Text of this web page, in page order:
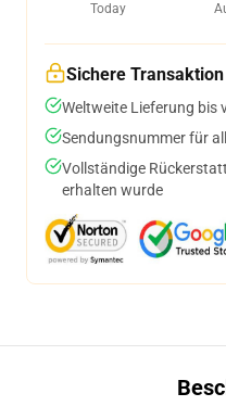
Today
Sichere Transaktion
Weltweite Lieferung bis
Sendungsnummer für
Vollständige
erhalten wurde